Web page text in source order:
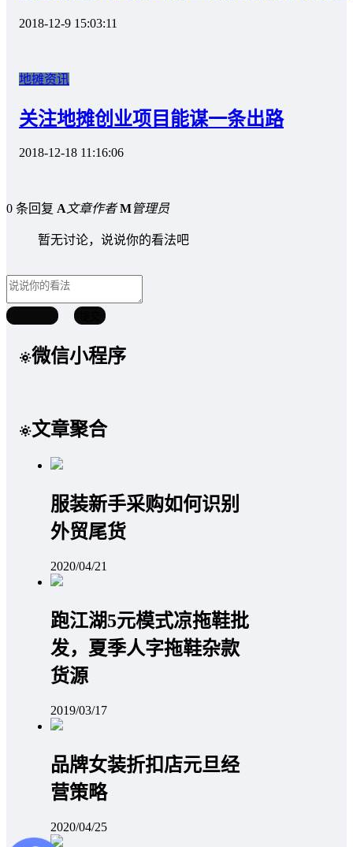
2018-12-9 15:03:11
地摊资讯
关注地摊创业项目能谋一条出路
2018-12-18 11:16:06
0 条回复 A文章作者 M管理员
暂无讨论，说说你的看法吧
微信小程序
文章聚合
服装新手采购如何识别
外贸尾货
2020/04/21
跑江湖5元模式凉拖鞋批
发，夏季人字拖鞋杂款
货源
2019/03/17
品牌女装折扣店元旦经
营策略
2020/04/25